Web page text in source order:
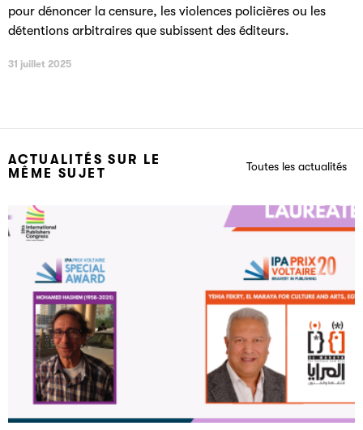
pour dénoncer la censure, les violences policières ou les
détentions arbitraires que subissent des éditeurs.
31 juillet 2025
ACTUALITÉS SUR LE
MÊME SUJET
Toutes les actualités